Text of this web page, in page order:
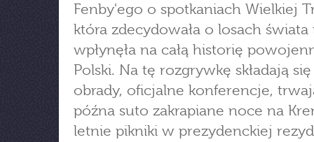
Fenby'ego o spotkaniach Wielkiej
która zdecydowała o losach świata
wpłynęła na całą historię
Polski. Na tę rozgrywkę składają
obrady, oficjalne konferencje,
późna suto zakrapiane noce na
letnie pikniki w prezydenckiej